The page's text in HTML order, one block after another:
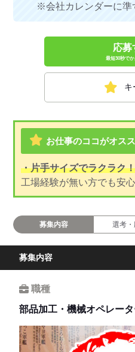
※会社カレンダーに準
応募
最短30秒で
キ
お仕事のココがオス
・片手サイズでラクラク！
工場経験が無い方でも安
募集内容 選考
募集内容
職種
部品加工・機械オペレー